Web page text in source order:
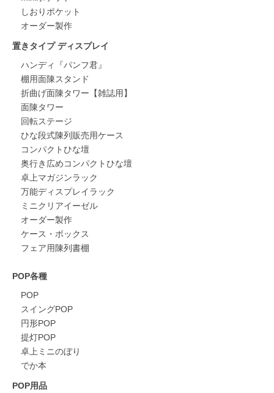
しおりポケット
オーダー製作
置きタイプ ディスプレイ
ハンディ『パンフ君』
棚用面陳スタンド
折曲げ面陳タワー【雑誌用】
面陳タワー
回転ステージ
ひな段式陳列販売用ケース
コンパクトひな壇
奥行き広めコンパクトひな壇
卓上マガジンラック
万能ディスプレイラック
ミニクリアイーゼル
オーダー製作
ケース・ボックス
フェア用陳列書棚
POP各種
POP
スイングPOP
円形POP
提灯POP
卓上ミニのぼり
でか本
POP用品